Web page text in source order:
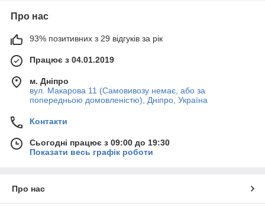
Про нас
93% позитивних з 29 відгуків за рік
Працює з 04.01.2019
м. Дніпро
вул. Макарова 11 (Самовивозу немає, або за
попередньою домовленістю), Дніпро, Україна
Контакти
Сьогодні працює з 09:00 до 19:30
Показати весь графік роботи
Про нас